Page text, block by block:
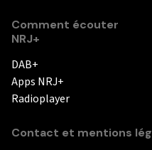
Comment écouter
NRJ+
DAB+
Apps NRJ+
Radioplayer
Contact et mentions